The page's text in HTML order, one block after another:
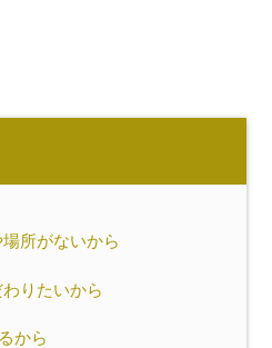
所がないから
りたいから
から